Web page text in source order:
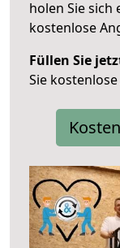
holen Sie sich
kostenlose
Füllen Sie
Sie